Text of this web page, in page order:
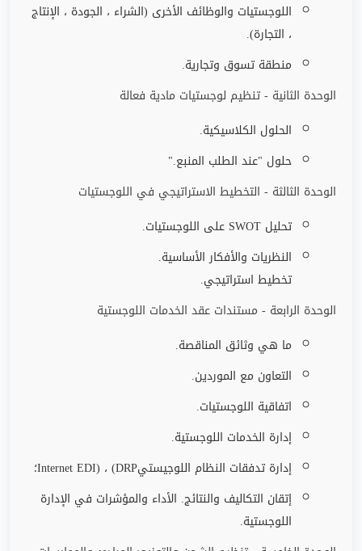
اللوجستيات والوظائف الأخرى (الشراء ، الجودة ، الإنتاج
، التجارة).
منطقة تسوق وتجارية.
الوحدة الثانية - تنظيم لوجستيات مادية فعالة
الحلول الكلاسيكية.
حلول "عند الطلب المنبع".
الوحدة الثالثة - التخطيط الاستراتيجي في اللوجستيات
تحليل SWOT على اللوجستيات.
النظريات والأفكار الأساسية.
تخطيط استراتيجي.
الوحدة الرابعة - مستندات عقد الخدمات اللوجستية
ما هي وثائق المناقصة.
التعاون مع الموردين.
اتفاقية اللوجستيات.
إدارة الخدمات اللوجستية.
إدارة تدفقات النظام اللوجيستي(DRP ، Internet EDI)؛
إتقان التكاليف والنتائج. الأداء والمؤشرات في الإدارة
اللوجستية.